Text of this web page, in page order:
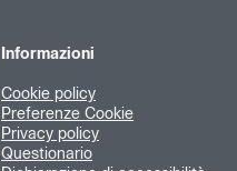
Informazioni
Cookie policy
Preferenze Cookie
Privacy policy
Questionario